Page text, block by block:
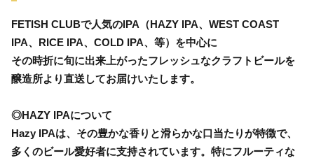
FETISH CLUBで人気のIPA（HAZY IPA、WEST COAST
IPA、RICE IPA、COLD IPA、等）を中心に
その時折に旬に出来上がったフレッシュなクラフトビールを
醸造所より直送してお届けいたします。
◎HAZY IPAについて
Hazy IPAは、その豊かな香りと滑らかな口当たりが特徴で、
多くのビール愛好者に支持されています。特にフルーティな